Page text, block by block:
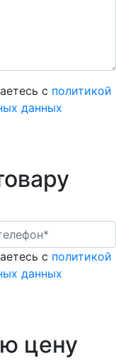
с политикой
данных
с политикой
данных
цену